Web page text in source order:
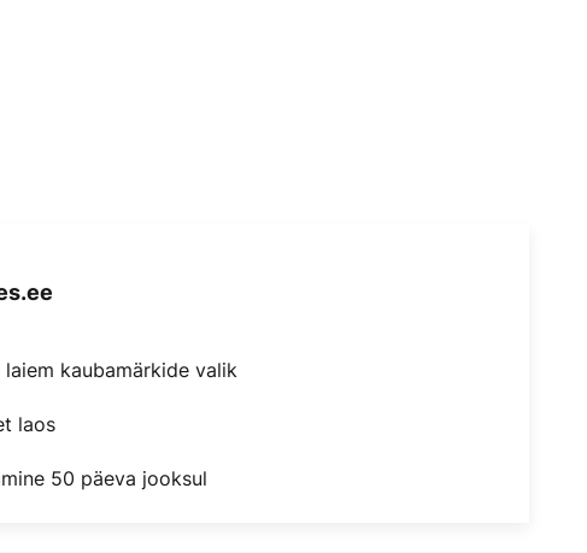
kaubamärkide valik
laos
50 päeva jooksul